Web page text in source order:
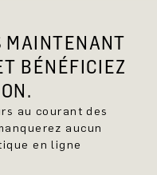
MAINTENANT
BÉNÉFICIEZ
au courant des
aucun
en ligne